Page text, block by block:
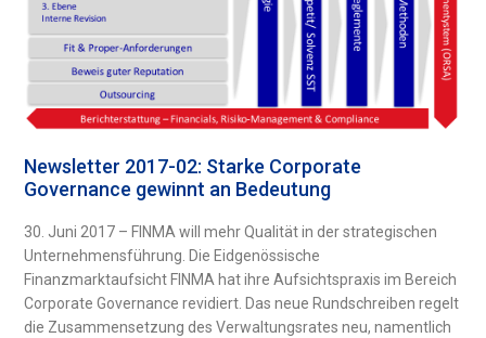
Newsletter 2017-02: Starke Corporate
Governance gewinnt an Bedeutung
30. Juni 2017 – FINMA will mehr Qualität in der strategischen
Unternehmensführung. Die Eidgenössische
Finanzmarktaufsicht FINMA hat ihre Aufsichtspraxis im Bereich
Corporate Governance revidiert. Das neue Rundschreiben regelt
die Zusammensetzung des Verwaltungsrates neu, namentlich